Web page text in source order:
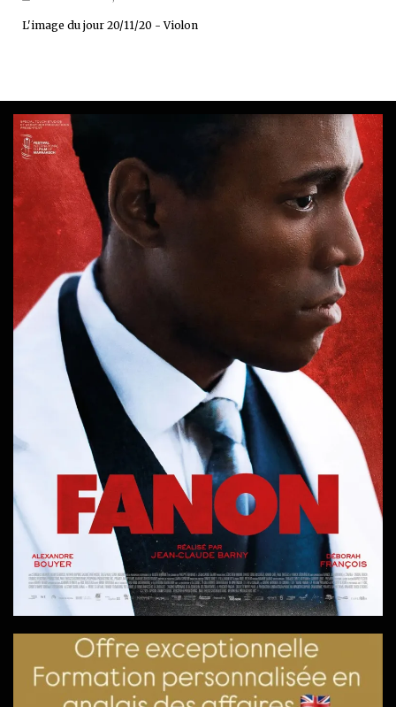
L'image du jour 20/11/20 - Violon